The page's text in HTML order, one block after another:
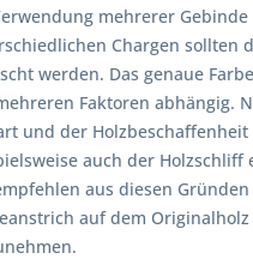
mehrerer Gebinde
Chargen sollten
werden. Das genaue
Faktoren abhängig.
und der
auch der Holzschliff
aus diesen
auf dem Originalholz